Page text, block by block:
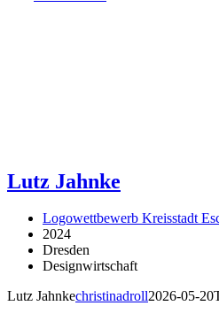
Lutz Jahnke
Logowettbewerb Kreisstadt
2024
Dresden
Designwirtschaft
Lutz Jahnkechristinadroll2026-05-